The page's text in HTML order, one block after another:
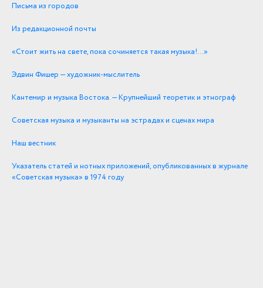
Письма из городов
Из редакционной почты
«Стоит жить на свете, пока сочиняется такая музыка!…»
Эдвин Фишер — художник-мыслитель
Кантемир и музыка Востока. — Крупнейший теоретик и этнограф
Советская музыка и музыканты на эстрадах и сценах мира
Наш вестник
Указатель статей и нотных приложений, опубликованных в журнале
«Советская музыка» в 1974 году